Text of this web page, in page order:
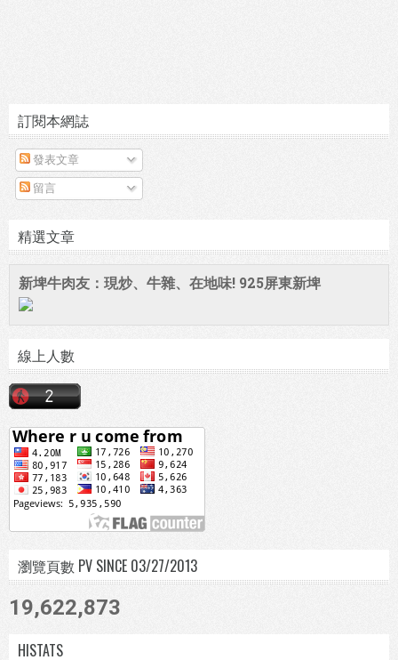
訂閱本網誌
發表文章
留言
精選文章
新埤牛肉友：現炒、牛雜、在地味! 925屏東新埤
線上人數
瀏覽頁數 PV SINCE 03/27/2013
19,622,873
HISTATS